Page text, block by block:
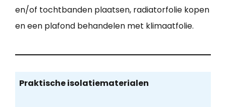
en/of tochtbanden plaatsen, radiatorfolie kopen
en een plafond behandelen met klimaatfolie.
Praktische isolatiematerialen